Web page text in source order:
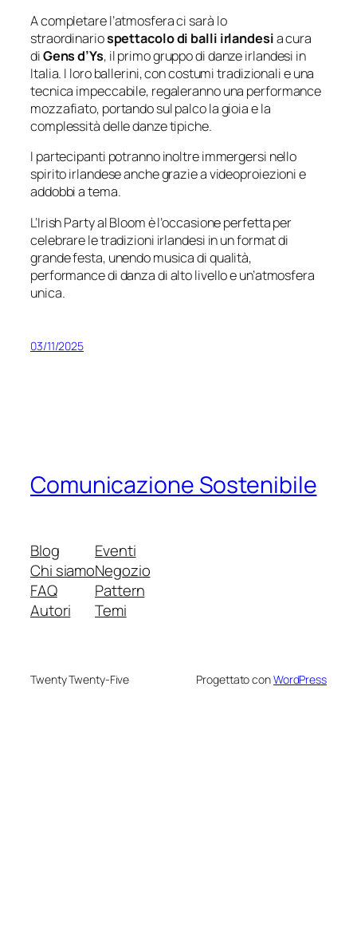
A completare l’atmosfera ci sarà lo
straordinariospettacolo di balli irlandesia cura
diGens d’Ys, il primo gruppo di danze irlandesi in
Italia. I loro ballerini, con costumi tradizionali e una
tecnica impeccabile, regaleranno una performance
mozzafiato, portando sul palco la gioia e la
complessità delle danze tipiche.
I partecipanti potranno inoltre immergersi nello
spirito irlandese anche grazie a videoproiezioni e
addobbi a tema.
L’Irish Party al Bloom è l’occasione perfetta per
celebrare le tradizioni irlandesi in un format di
grande festa, unendo musica di qualità,
performance di danza di alto livello e un’atmosfera
unica.
03/11/2025
Comunicazione Sostenibile
Blog
Chi siamo
FAQ
Autori
Eventi
Negozio
Pattern
Temi
Twenty Twenty-Five Progettato conWordPress